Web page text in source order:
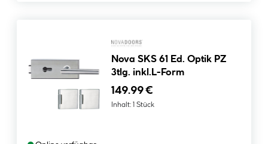
Nova SKS 61 Ed. Optik PZ
3tlg. inkl.L-Form
149.99 €
Inhalt: 1 Stück